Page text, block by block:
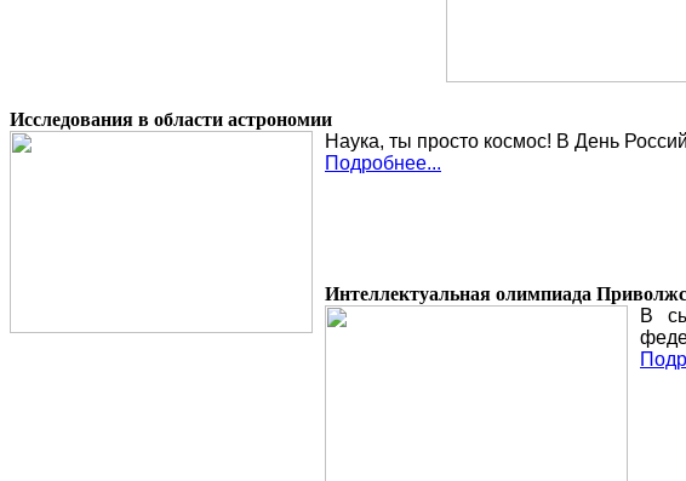
Исследования в области астрономии
Наука, ты просто космос! В День
Подробнее...
Интеллектуальная олимпиада
В